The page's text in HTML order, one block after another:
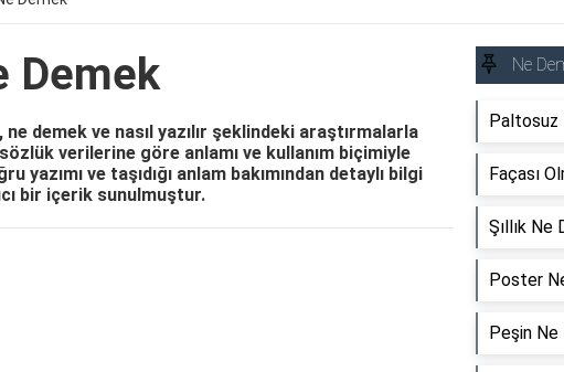
Demek
demek ve nasıl yazılır şeklindeki araştırmalarla
verilerine göre anlamı ve kullanım biçimiyle
yazımı ve taşıdığı anlam bakımından detaylı bilgi
bir içerik sunulmuştur.
Ne
Paltosuz
Façası
Şıllık Ne
Poster
Peşin